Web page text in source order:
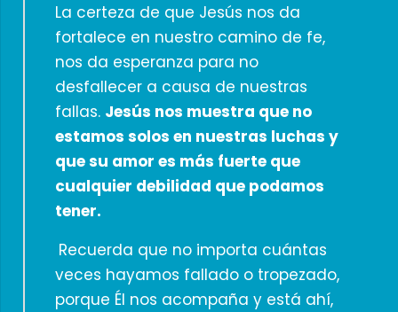
La certeza de que Jesús nos da
fortalece en nuestro camino de fe,
nos da esperanza para no
desfallecer a causa de nuestras
fallas. Jesús nos muestra que no
estamos solos en nuestras luchas y
que su amor es más fuerte que
cualquier debilidad que podamos
tener.
Recuerda que no importa cuántas
veces hayamos fallado o tropezado,
porque Él nos acompaña y está ahí,